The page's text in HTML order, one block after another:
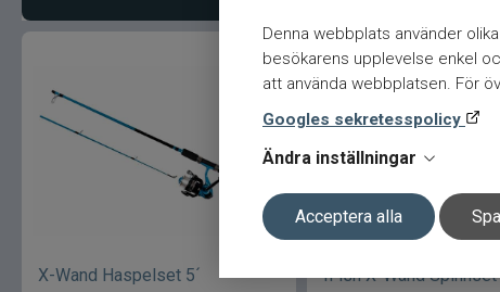
Denna webbplats använder
besökarens upplevelse enkel
att använda webbplatsen. För
Googles sekretesspolicy
Ändra inställningar
Acceptera alla
X-Wand Haspelset 5´ IFish X-Wand